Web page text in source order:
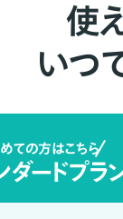
使
いつ
ての方はこちら
ダードプラ